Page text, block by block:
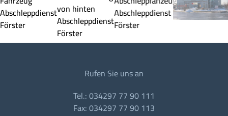
Rufen Sie uns an
Tel.: 034297 77 90 111
Fax: 034297 77 90 113